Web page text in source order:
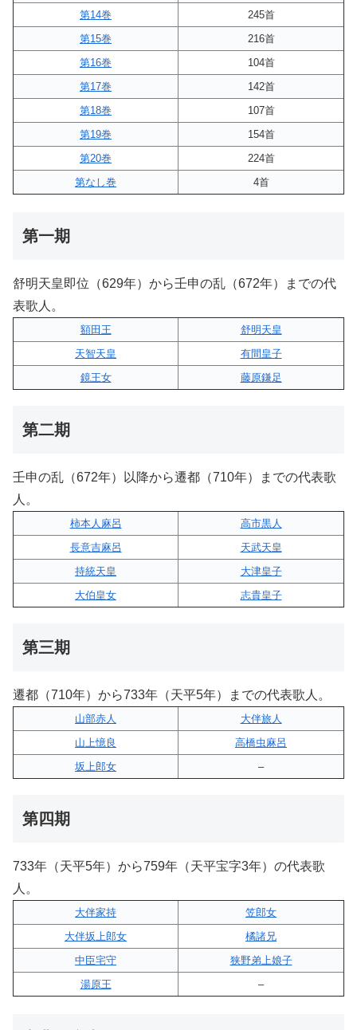
第14巻
245首
第15巻
216首
第16巻
104首
第17巻
142首
第18巻
107首
第19巻
154首
第20巻
224首
第なし巻
4首
第一期
舒明天皇即位（629年）から壬申の乱（672年）までの代
表歌人。
額田王
舒明天皇
天智天皇
有間皇子
鏡王女
藤原鎌足
第二期
壬申の乱（672年）以降から遷都（710年）までの代表歌
人。
柿本人麻呂
高市黒人
長意吉麻呂
天武天皇
持統天皇
大津皇子
大伯皇女
志貴皇子
第三期
遷都（710年）から733年（天平5年）までの代表歌人。
山部赤人
大伴旅人
山上憶良
高橋虫麻呂
坂上郎女
–
第四期
733年（天平5年）から759年（天平宝字3年）の代表歌
人。
大伴家持
笠郎女
大伴坂上郎女
橘諸兄
中臣宅守
狭野弟上娘子
湯原王
–